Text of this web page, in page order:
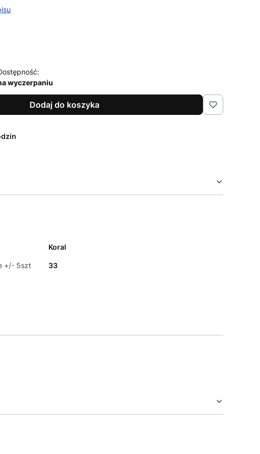
wyczerpaniu
Dodaj do koszyka
Koral
+/- 5szt 33